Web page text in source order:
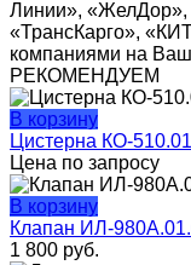
Линии», «ЖелДор»,
«ТрансКарго»,
компаниями на
РЕКОМЕНДУЕМ
В корзину
Цистерна КО-
Цена по запросу
В корзину
Клапан ИЛ-
1 800 руб.